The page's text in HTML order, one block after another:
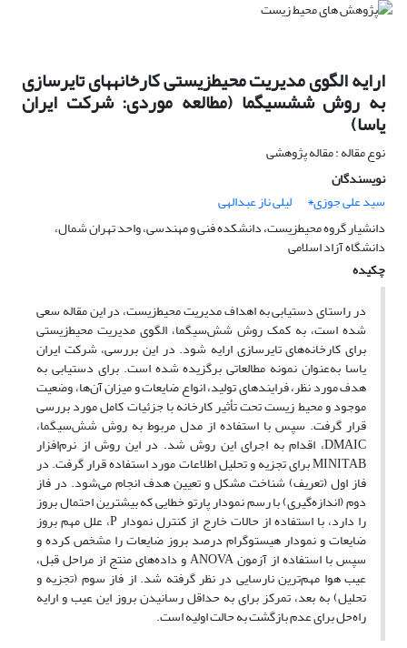
ارایه الگوی مدیریت محیطزیستی کارخانههای تایرسازی
به روش ششسیگما (مطالعه موردی: شرکت ایران
یاسا)
نوع مقاله : مقاله پژوهشی
نویسندگان
سید علی جوزی٭
لیلی ناز عبدالهی
دانشیار گروه محیطزیست، دانشکده فنی و مهندسی، واحد تهران شمال،
دانشگاه آزاد اسلامی
چکیده
در راستای دستیابی به اهداف مدیریت محیط‌‌‌زیست، در این مقاله سعی
شده است، به کمک روش شش‌سیگما، الگوی مدیریت محیط‌زیستی
برای کارخانه‌های تایرسازی ارایه شود. در این بررسی، شرکت ایران
یاسا به‌عنوان نمونه مطالعاتی برگزیده شده است. برای دستیابی به
هدف مورد نظر، فرایندهای تولید، انواع ضایعات و میزان آن‌ها، وضعیت
موجود و محیط زیست تحت تأثیر کارخانه با جزئیات کامل مورد بررسی
قرار گرفت. سپس با استفاده از مدل مربوط به روش شش‌سیگما،
DMAIC، اقدام به اجرای این روش شد. در این روش از نرم‌افزار
MINITAB برای تجزیه و تحلیل اطلاعات مورد استفاده قرار گرفت. در
فاز اول (تعریف) شناخت مشکل و تعیین هدف انجام می‌شود. در فاز
دوم (اندازه‌گیری) با رسم نمودار پارتو خطایی که بیشترین احتمال بروز
را دارد، با استفاده از حالات خارج از کنترل نمودار P، علل مهم بروز
ضایعات و نمودار هیستوگرام درصد بروز ضایعات را مشخص کرده و
سپس با استفاده از آزمون ANOVA و داده‌های منتج از مراحل قبل،
عیب هوا مهم‌ترین نارسایی در نظر گرفته شد. از فاز سوم (تجزیه و
تحلیل) به بعد، تمرکز برای به حداقل رسانیدن بروز این عیب و ارایه
راه‌حل برای عدم بازگشت به حالت اولیه است.